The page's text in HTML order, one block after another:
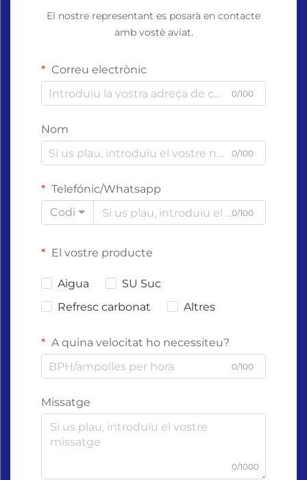
El nostre representant es posarà en contacte
amb vostè aviat.
Correu electrònic
0/100
Nom
0/100
Telefónic/Whatsapp
Codi
0/100
El vostre producte
Aigua
SU Suc
Refresc carbonat
Altres
A quina velocitat ho necessiteu?
0/100
Missatge
0/1000